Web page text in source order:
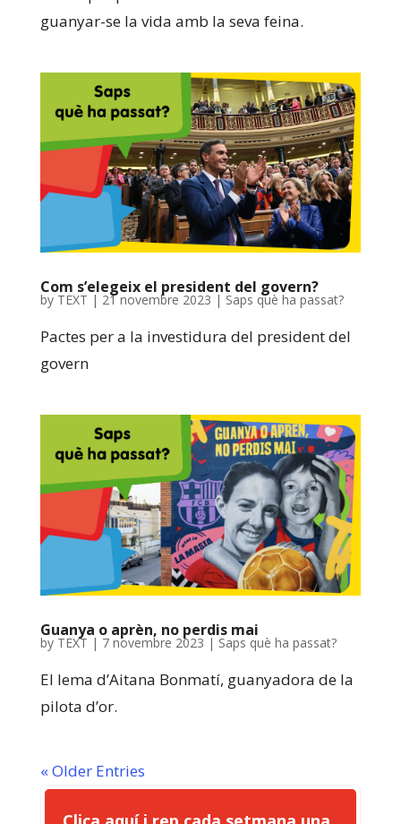
guanyar-se la vida amb la seva feina.
Com s’elegeix el president del govern?
by TEXT | 21 novembre 2023 | Saps què ha passat?
Pactes per a la investidura del president del
govern
Guanya o aprèn, no perdis mai
by TEXT | 7 novembre 2023 | Saps què ha passat?
El lema d’Aitana Bonmatí, guanyadora de la
pilota d’or.
« Older Entries